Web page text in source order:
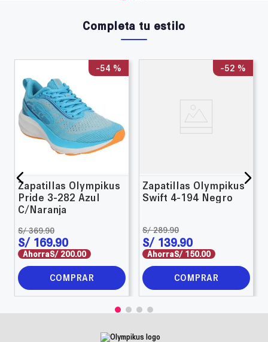
Completa tu estilo
-54 %
Zapatillas Olympikus
Pride 3-282 Azul
C/Naranja
S/ 369.90
S/ 169.90
AhorraS/ 200.00
COMPRAR
-52 %
Zapatillas Olympikus
Swift 4-194 Negro
S/ 289.90
S/ 139.90
AhorraS/ 150.00
COMPRAR